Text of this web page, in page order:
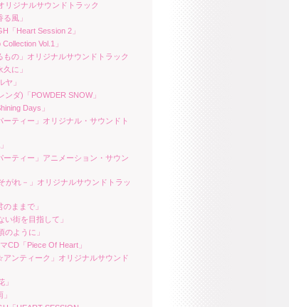
リジナルサウンドトラック
風」
「Heart Session 2」
Collection Vol.1」
もの」オリジナルサウンドトラック
に」
ヤ」
ンダ)「POWDER SNOW」
Days」
ーティー」オリジナル・サウンドト
ーティー」アニメーション・サウン
がれ－」オリジナルサウンドトラッ
ままで」
い街を目指して」
のように」
CD「Piece Of Heart」
アンティーク」オリジナルサウンド
」